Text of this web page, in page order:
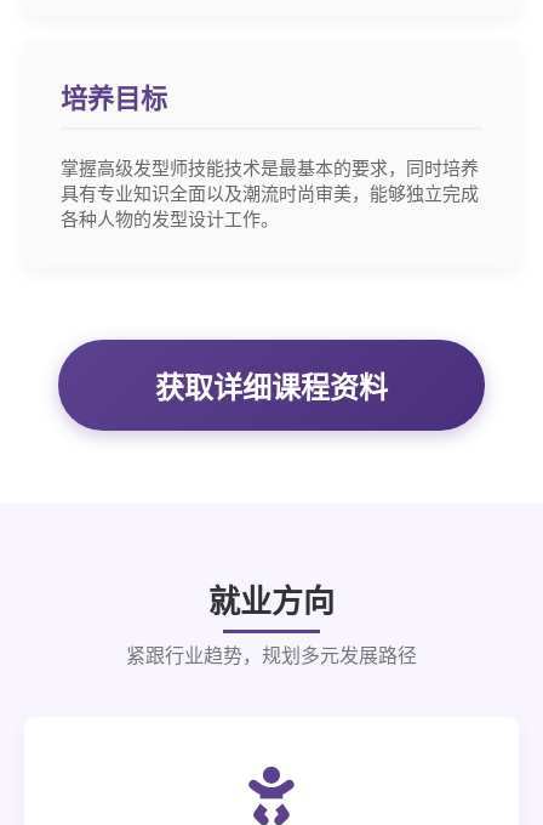
培养目标
掌握高级发型师技能技术是最基本的要求，同时培养
具有专业知识全面以及潮流时尚审美，能够独立完成
各种人物的发型设计工作。
获取详细课程资料
就业方向
紧跟行业趋势，规划多元发展路径